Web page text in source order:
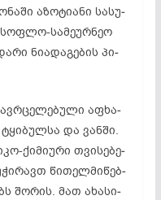
აზ­ოტ­ი­ა­ნი სა­სუ­
სა­მე­ურ­ნეო
ნი­ად­აგ­ებ­ის პი­
აფ­ხა­
და ვან­ში.
ქი­მი­უ­რი თვი­სე­ბე­
წი­თელ­მი­წებ­
შო­რის. მათ ახ­ას­ი­